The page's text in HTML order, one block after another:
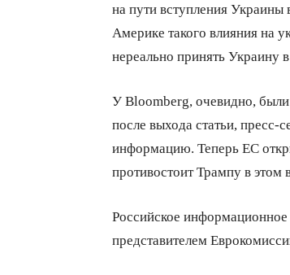
на пути вступления
Америке такого влияния на
нереально принять Украину
У Bloomberg, очевидно, были
после выхода статьи, пресс-
информацию. Теперь ЕС
противостоит Трампу в этом
Российское
представителем